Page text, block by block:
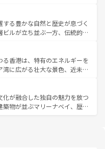
の多彩な魅力を心ゆくまで味
ほしい。 なお、新着の韓国情報はコンテンツ一
く。ハノイの古い町並みやホ
代の建物も、独特の雰囲気を
エティの豊かさとおいしさで
ベトナムコーヒーなどは、ぜ
地域を訪れてもあたたかい人々
、きっと忘れられない旅にな
る豊かな自然と歴史が息づく
ルが立ち並ぶ一方、伝統的な
ではチェンマイなどの山岳地
ではプーケットやクラビの美し
しむことができる。タイ料理
、どの季節にも異なる楽しみ
いタイの人々、仏教を中心とし
源が、訪れる旅人を魅了し続
る香港は、特有のエネルギーを
に広がる壮大な景色、近未来
はず。観光スポットが密集し
を回れるのも魅力。息をのむよ
で、香港を存分に楽しみ尽く
化が融合した独自の魅力を放つ
物が並ぶマリーナベイ、歴史